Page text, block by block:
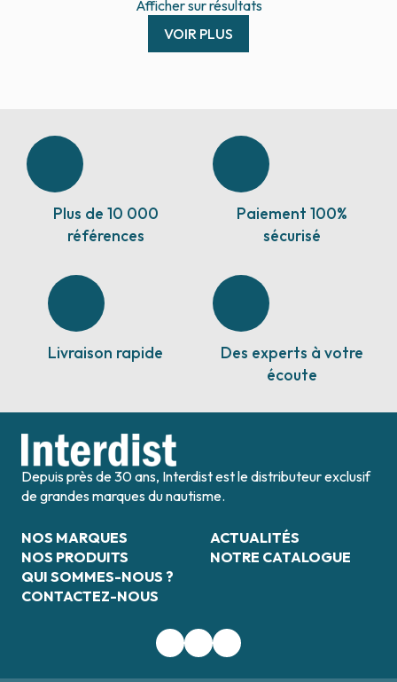
Affichersurrésultats
VOIR PLUS
Plus de 10 000
références
Paiement 100%
sécurisé
Livraison rapide
Des experts à votre
écoute
Depuis près de 30 ans, Interdist est le distributeur exclusif
de grandes marques du nautisme.
NOS MARQUES
NOS PRODUITS
QUI SOMMES-NOUS ?
CONTACTEZ-NOUS
ACTUALITÉS
NOTRE CATALOGUE